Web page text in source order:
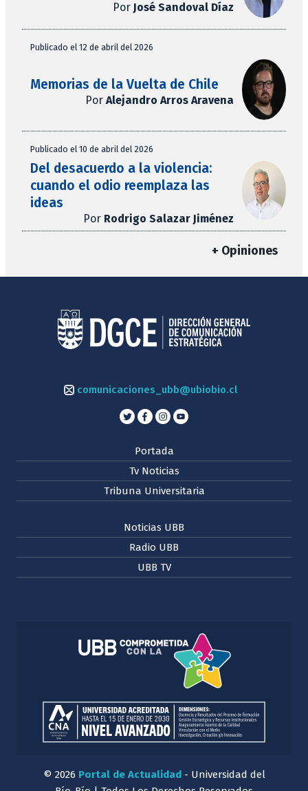
Por José Sandoval Díaz
Publicado el 12 de abril del 2026
Memorias de la Vuelta de Chile
Por Alejandro Arros Aravena
Publicado el 10 de abril del 2026
Del desacuerdo a la violencia:
cuando el odio reemplaza las
ideas
Por Rodrigo Salazar Jiménez
+ Opiniones
comunicaciones_ubb@ubiobio.cl
Portada
Tv Noticias
Tribuna Universitaria
Noticias UBB
Radio UBB
UBB TV
© 2026 Portal de Actualidad- Universidad del